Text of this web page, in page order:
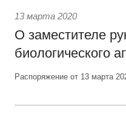
13 марта 2020
О заместителе
биологического
Распоряжение от 13 марта